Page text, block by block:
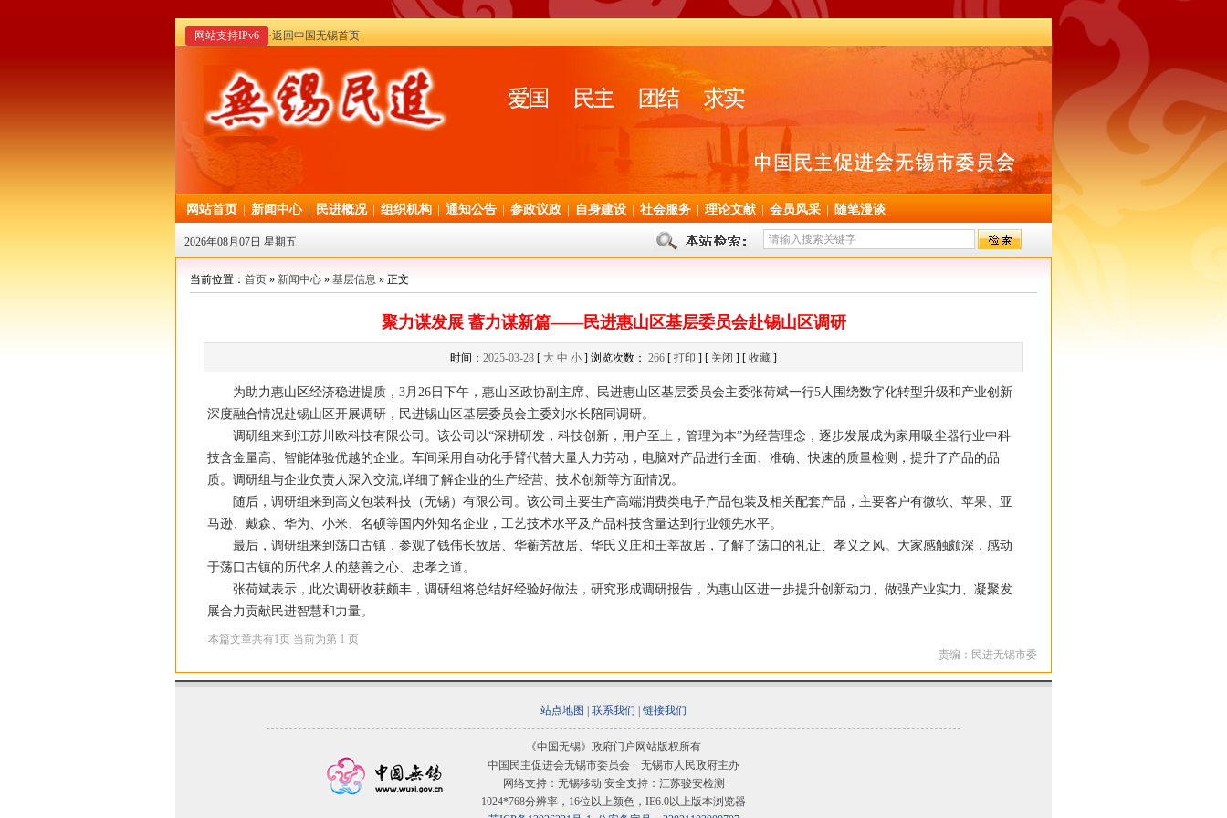
网站支持IPv6 ·返回中国无锡首页
网站首页 新闻中心 民进概况 组织机构 通知公告 参政议政 自身建设 社会服务 理论文献 会员风采 随笔漫谈
2026年08月07日 星期五
当前位置： 首页 » 新闻中心 » 基层信息 » 正文
聚力谋发展 蓄力谋新篇——民进惠山区基层委员会赴锡山区调研
时间： 2025-03-28 [ 大 中 小 ] 浏览次数： 266 [ 打印 ] [ 关闭 ] [ 收藏 ]
为助力惠山区经济稳进提质，3月26日下午，惠山区政协副主席、民进惠山区基层委员会主委张荷斌一行5人围绕数字化转型升级和产业创新
深度融合情况赴锡山区开展调研，民进锡山区基层委员会主委刘水长陪同调研。
调研组来到江苏川欧科技有限公司。该公司以“深耕研发，科技创新，用户至上，管理为本”为经营理念，逐步发展成为家用吸尘器行业中科
技含金量高、智能体验优越的企业。车间采用自动化手臂代替大量人力劳动，电脑对产品进行全面、准确、快速的质量检测，提升了产品的品
质。调研组与企业负责人深入交流,详细了解企业的生产经营、技术创新等方面情况。
随后，调研组来到高义包装科技（无锡）有限公司。该公司主要生产高端消费类电子产品包装及相关配套产品，主要客户有微软、苹果、亚
马逊、戴森、华为、小米、名硕等国内外知名企业，工艺技术水平及产品科技含量达到行业领先水平。
最后，调研组来到荡口古镇，参观了钱伟长故居、华蘅芳故居、华氏义庄和王莘故居，了解了荡口的礼让、孝义之风。大家感触颇深，感动
于荡口古镇的历代名人的慈善之心、忠孝之道。
张荷斌表示，此次调研收获颇丰，调研组将总结好经验好做法，研究形成调研报告，为惠山区进一步提升创新动力、做强产业实力、凝聚发
展合力贡献民进智慧和力量。
本篇文章共有1页 当前为第 1 页
责编：民进无锡市委
站点地图 联系我们 链接我们
《中国无锡》政府门户网站版权所有
中国民主促进会无锡市委员会 无锡市人民政府主办
网络支持：无锡移动 安全支持：江苏骏安检测
1024*768分辨率，16位以上颜色，IE6.0以上版本浏览器